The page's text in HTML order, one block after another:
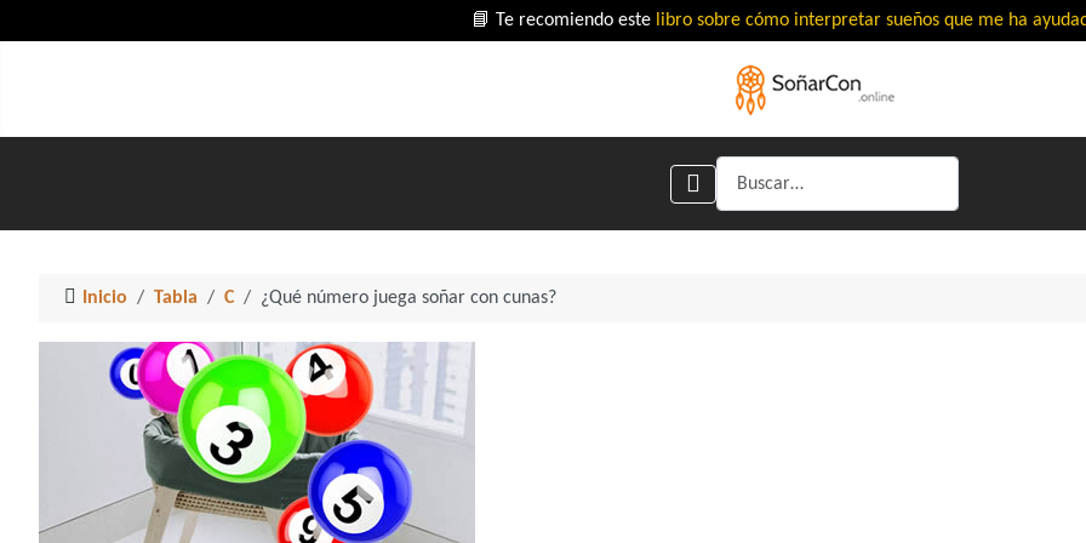
📘 Te recomiendo este libro sobre cómo interpretar sueños que me ha
Buscar
Inicio Tabla C ¿Qué número juega soñar con cunas?